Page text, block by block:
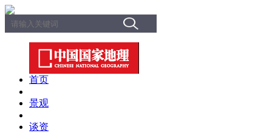
首页
景观
谈资